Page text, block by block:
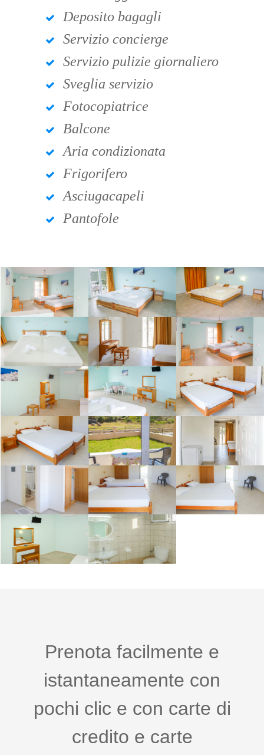
Deposito bagagli
Servizio concierge
Servizio pulizie giornaliero
Sveglia servizio
Fotocopiatrice
Balcone
Aria condizionata
Frigorifero
Asciugacapeli
Pantofole
Prenota facilmente e
istantaneamente con
pochi clic e con carte di
credito e carte